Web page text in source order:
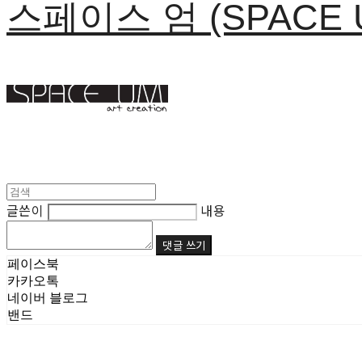
스페이스 엄 (SPACE
글쓴이 내용
댓글 쓰기
페이스북
카카오톡
네이버 블로그
밴드